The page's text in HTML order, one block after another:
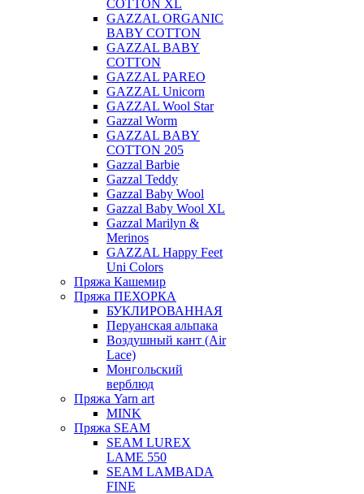
COTTON XL
GAZZAL ORGANIC
BABY COTTON
GAZZAL BABY
COTTON
GAZZAL PAREO
GAZZAL Unicorn
GAZZAL Wool Star
Gazzal Worm
GAZZAL BABY
COTTON 205
Gazzal Barbie
Gazzal Teddy
Gazzal Baby Wool
Gazzal Baby Wool XL
Gazzal Marilyn &
Merinos
GAZZAL Happy Feet
Uni Colors
Пряжа Кашемир
Пряжа ПЕХОРКА
БУКЛИРОВАННАЯ
Перуанская альпака
Воздушный кант (Air
Lace)
Монгольский
верблюд
Пряжа Yarn art
MINK
Пряжа SEAM
SEAM LUREX
LAME 550
SEAM LAMBADA
FINE